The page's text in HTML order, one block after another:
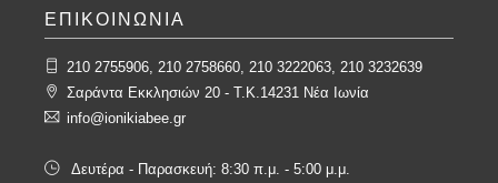
ΕΠΙΚΟΙΝΩΝΙΑ
210 2755906, 210 2758660, 210 3222063, 210 3232639
Σαράντα Εκκλησιών 20 - T.K.14231 Νέα Ιωνία
info@ionikiabee.gr
Δευτέρα - Παρασκευή: 8:30 π.μ. - 5:00 μ.μ.